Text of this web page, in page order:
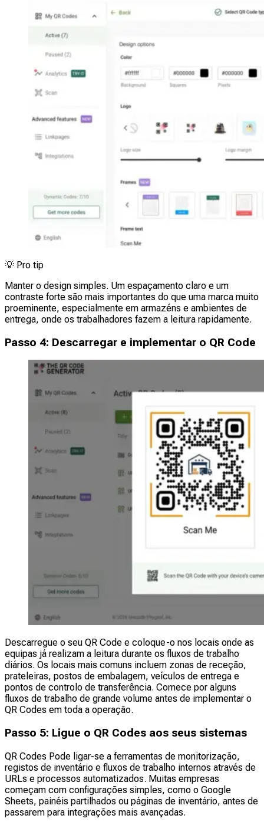
💡 Pro tip
Manter o design simples. Um espaçamento claro e um
contraste forte são mais importantes do que uma marca muito
proeminente, especialmente em armazéns e ambientes de
entrega, onde os trabalhadores fazem a leitura rapidamente.
Passo 4: Descarregar e implementar o QR Code
Descarregue o seu QR Code e coloque-o nos locais onde as
equipas já realizam a leitura durante os fluxos de trabalho
diários. Os locais mais comuns incluem zonas de receção,
prateleiras, postos de embalagem, veículos de entrega e
pontos de controlo de transferência. Comece por alguns
fluxos de trabalho de grande volume antes de implementar o
QR Codes em toda a operação.
Passo 5: Ligue o QR Codes aos seus sistemas
QR Codes Pode ligar-se a ferramentas de monitorização,
registos de inventário e fluxos de trabalho internos através de
URLs e processos automatizados. Muitas empresas
começam com configurações simples, como o Google
Sheets, painéis partilhados ou páginas de inventário, antes de
passarem para integrações mais avançadas.